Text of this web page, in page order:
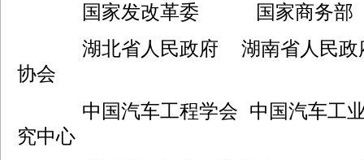
国家发改革委 国家商
湖北省人民政府 湖南省人民
协会
中国汽车工程学会 中国汽车工
究中心